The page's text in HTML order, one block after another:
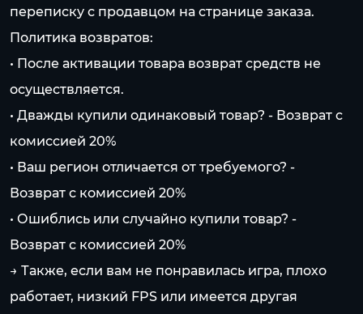
переписку с продавцом на странице заказа.
Политика возвратов:
• После активации товара возврат средств не
осуществляется.
• Дважды купили одинаковый товар? - Возврат с
комиссией 20%
• Ваш регион отличается от требуемого? -
Возврат с комиссией 20%
• Ошиблись или случайно купили товар? -
Возврат с комиссией 20%
→ Также, если вам не понравилась игра, плохо
работает, низкий FPS или имеется другая